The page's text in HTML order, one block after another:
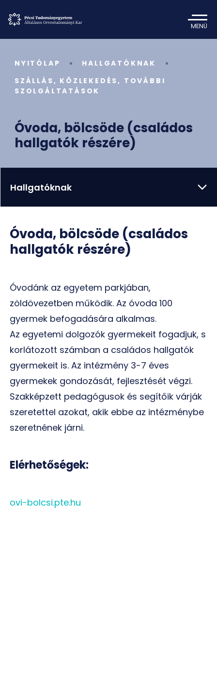
MENÜ
NYITÓLAP
HALLGATÓKNAK
SZÁLLÁS, KÖZLEKEDÉS, TOVÁBBI
SZOLGÁLTATÁSOK
Óvoda, bölcsöde (családos
hallgatók részére)
Óvoda, bölcsöde (családos
hallgatók részére)
Óvodánk az egyetem parkjában,
zöldövezetben működik. Az óvoda 100
gyermek befogadására alkalmas.
Az egyetemi dolgozók gyermekeit fogadjuk, s
korlátozott számban a családos hallgatók
gyermekeit is. Az intézmény 3-7 éves
gyermekek gondozását, fejlesztését végzi.
Szakképzett pedagógusok és segítőik várják
szeretettel azokat, akik ebbe az intézménybe
szeretnének járni.
Elérhetőségek:
ovi-bolcsi.pte.hu
Hallgatóknak